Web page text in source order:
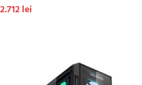
2.712lei